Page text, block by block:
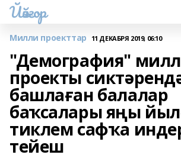
Йәйғор
Милли проекттар 11 ДЕКАБРЯ 2019, 06:10
"Демография"
проекты
башлаған балалар
баҡсалары яңы
тиклем сафҡа
тейеш